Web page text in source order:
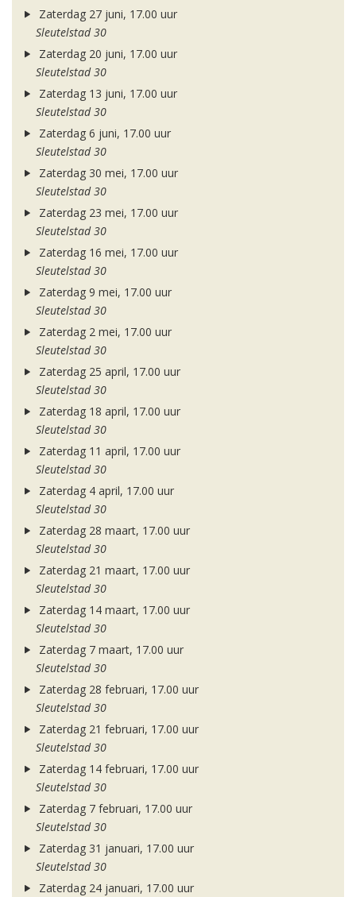
Zaterdag 27 juni, 17.00 uur
Sleutelstad 30
Zaterdag 20 juni, 17.00 uur
Sleutelstad 30
Zaterdag 13 juni, 17.00 uur
Sleutelstad 30
Zaterdag 6 juni, 17.00 uur
Sleutelstad 30
Zaterdag 30 mei, 17.00 uur
Sleutelstad 30
Zaterdag 23 mei, 17.00 uur
Sleutelstad 30
Zaterdag 16 mei, 17.00 uur
Sleutelstad 30
Zaterdag 9 mei, 17.00 uur
Sleutelstad 30
Zaterdag 2 mei, 17.00 uur
Sleutelstad 30
Zaterdag 25 april, 17.00 uur
Sleutelstad 30
Zaterdag 18 april, 17.00 uur
Sleutelstad 30
Zaterdag 11 april, 17.00 uur
Sleutelstad 30
Zaterdag 4 april, 17.00 uur
Sleutelstad 30
Zaterdag 28 maart, 17.00 uur
Sleutelstad 30
Zaterdag 21 maart, 17.00 uur
Sleutelstad 30
Zaterdag 14 maart, 17.00 uur
Sleutelstad 30
Zaterdag 7 maart, 17.00 uur
Sleutelstad 30
Zaterdag 28 februari, 17.00 uur
Sleutelstad 30
Zaterdag 21 februari, 17.00 uur
Sleutelstad 30
Zaterdag 14 februari, 17.00 uur
Sleutelstad 30
Zaterdag 7 februari, 17.00 uur
Sleutelstad 30
Zaterdag 31 januari, 17.00 uur
Sleutelstad 30
Zaterdag 24 januari, 17.00 uur